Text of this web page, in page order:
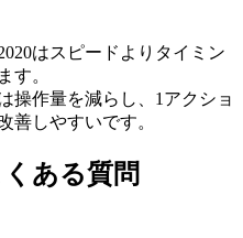
はスピードよりタイミン
す。
操作量を減らし、1アクショ
善しやすいです。
ある質問